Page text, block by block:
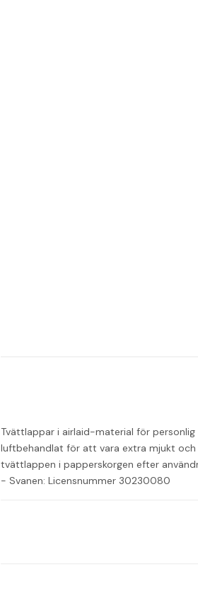
Tvättlappar i airlaid-material för
luftbehandlat för att vara extra mjukt och
tvättlappen i papperskorgen efter
- Svanen: Licensnummer 30230080